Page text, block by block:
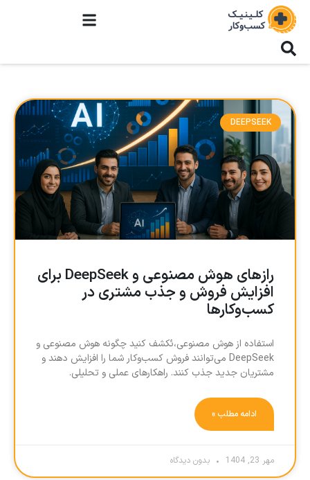
DEEPSEEK
رازهای هوش مصنوعی و DeepSeek برای
افزایش فروش و جذب مشتری در
کسب‌وکارها
استفاده از هوش مصنوعی،ئکشف کنید چگونه هوش مصنوعی و
DeepSeek می‌توانند فروش کسب‌وکار شما را افزایش دهند و
مشتریان جدید جذب کنند. راهکارهای عملی و تحلیلی.
ادامه مطلب »
مهر 23, 1404 بدون دیدگاه